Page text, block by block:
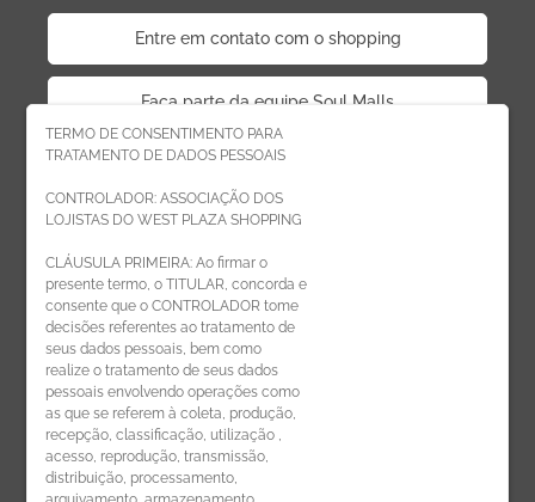
TERMO DE CONSENTIMENTO PARA
TRATAMENTO DE DADOS PESSOAIS
CONTROLADOR: ASSOCIAÇÃO DOS
LOJISTAS DO WEST PLAZA SHOPPING
CLÁUSULA PRIMEIRA: Ao firmar o
presente termo, o TITULAR, concorda e
consente que o CONTROLADOR tome
decisões referentes ao tratamento de
seus dados pessoais, bem como
realize o tratamento de seus dados
pessoais envolvendo operações como
as que se referem à coleta, produção,
recepção, classificação, utilização ,
acesso, reprodução, transmissão,
distribuição, processamento,
Entre em contato com o shopping
Faça parte da equipe Soul Malls
Faça parte da equipe West Plaza
Politica de privacidade
Código de Ética de Parceiros
CADASTRE-SE
Receba novidades por e-mail: